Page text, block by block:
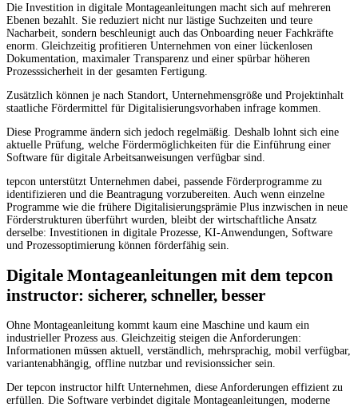
Die Investition in digitale Montageanleitungen macht sich auf mehreren
Ebenen bezahlt. Sie reduziert nicht nur lästige Suchzeiten und teure
Nacharbeit, sondern beschleunigt auch das Onboarding neuer Fachkräfte
enorm. Gleichzeitig profitieren Unternehmen von einer lückenlosen
Dokumentation, maximaler Transparenz und einer spürbar höheren
Prozesssicherheit in der gesamten Fertigung.
Zusätzlich können je nach Standort, Unternehmensgröße und Projektinhalt
staatliche Fördermittel für Digitalisierungsvorhaben infrage kommen.
Diese Programme ändern sich jedoch regelmäßig. Deshalb lohnt sich eine
aktuelle Prüfung, welche Fördermöglichkeiten für die Einführung einer
Software für digitale Arbeitsanweisungen verfügbar sind.
tepcon unterstützt Unternehmen dabei, passende Förderprogramme zu
identifizieren und die Beantragung vorzubereiten. Auch wenn einzelne
Programme wie die frühere Digitalisierungsprämie Plus inzwischen in neue
Förderstrukturen überführt wurden, bleibt der wirtschaftliche Ansatz
derselbe: Investitionen in digitale Prozesse, KI-Anwendungen, Software
und Prozessoptimierung können förderfähig sein.
Digitale Montageanleitungen mit dem tepcon
instructor: sicherer, schneller, besser
Ohne Montageanleitung kommt kaum eine Maschine und kaum ein
industrieller Prozess aus. Gleichzeitig steigen die Anforderungen:
Informationen müssen aktuell, verständlich, mehrsprachig, mobil verfügbar,
variantenabhängig, offline nutzbar und revisionssicher sein.
Der tepcon instructor hilft Unternehmen, diese Anforderungen effizient zu
erfüllen. Die Software verbindet digitale Montageanleitungen, moderne